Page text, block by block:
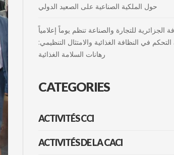
حول الملكية الصناعية على الصعيد الدولي
الجزائرية للتجارة والصناعة تنظم يوماً إعلامياً
التحكم في النظافة الغذائية والامتثال التنظيمي:
رهانات السلامة الغذائية
CATEGORIES
ACTIVITÉS CCI
ACTIVITÉS DE LA CACI